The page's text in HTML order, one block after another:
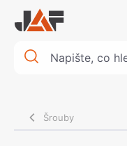
Šrouby